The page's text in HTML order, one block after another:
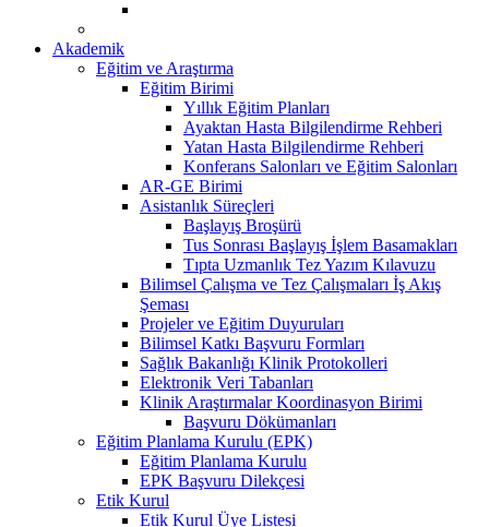
Akademik
Eğitim ve Araştırma
Eğitim Birimi
Yıllık Eğitim Planları
Ayaktan Hasta Bilgilendirme Rehberi
Yatan Hasta Bilgilendirme Rehberi
Konferans Salonları ve Eğitim Salonları
AR-GE Birimi
Asistanlık Süreçleri
Başlayış Broşürü
Tus Sonrası Başlayış İşlem Basamakları
Tıpta Uzmanlık Tez Yazım Kılavuzu
Bilimsel Çalışma ve Tez Çalışmaları İş Akış
Şeması
Projeler ve Eğitim Duyuruları
Bilimsel Katkı Başvuru Formları
Sağlık Bakanlığı Klinik Protokolleri
Elektronik Veri Tabanları
Klinik Araştırmalar Koordinasyon Birimi
Başvuru Dökümanları
Eğitim Planlama Kurulu (EPK)
Eğitim Planlama Kurulu
EPK Başvuru Dilekçesi
Etik Kurul
Etik Kurul Üye Listesi